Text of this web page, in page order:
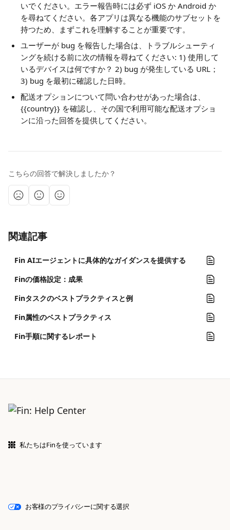
いでください。エラー報告時には必ず iOS か Android か
を尋ねてください。各アプリは異なる機能のサブセットを
持つため、まずこれを理解することが重要です。
ユーザーが bug を報告した場合は、トラブルシューティ
ングを続ける前に次の情報を尋ねてください: 1) 使用して
いるデバイスは何ですか？ 2) bug が発生している URL；
3) bug を最初に確認した日時。
配送オプションについて問い合わせがあった場合は、
{{country}} を確認し、その国で利用可能な配送オプショ
ンに沿った回答を提供してください。
こちらの回答で解決しましたか？
関連記事
Fin AIエージェントに具体的なガイダンスを提供する
Finの価格設定：成果
Finタスクのベストプラクティスと例
Fin属性のベストプラクティス
Fin手順に関するレポート
私たちはFinを使っています
お客様のプライバシーに関する選択